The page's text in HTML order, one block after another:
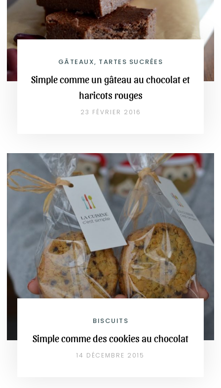
GÂTEAUX, TARTES SUCRÉES
Simple comme un gâteau au chocolat et
haricots rouges
23 FÉVRIER 2016
BISCUITS
Simple comme des cookies au chocolat
14 DÉCEMBRE 2015